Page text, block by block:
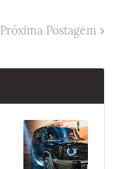
Próxima Postagem